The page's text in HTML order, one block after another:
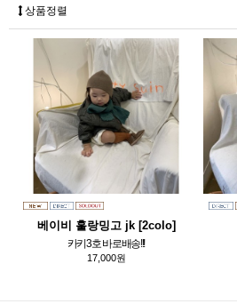
상품정렬
베이비 훌랑밍고 jk [2colo]
카키3호 바로배송!!!
17,000원